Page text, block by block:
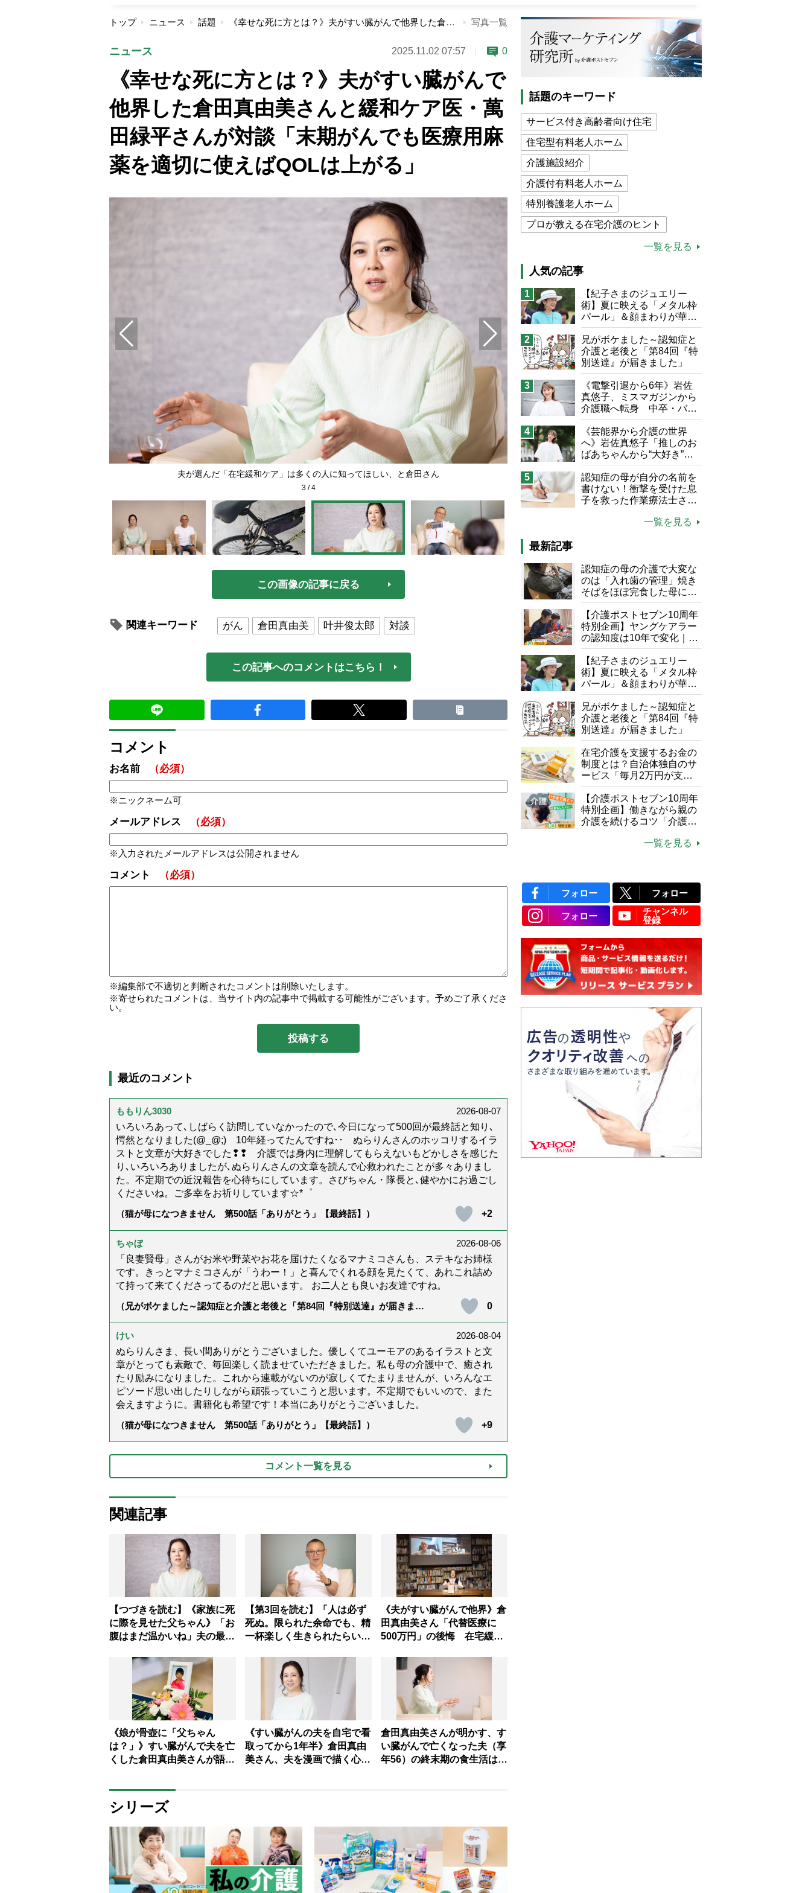
トップ ニュース 話題 《幸せな死に方とは？》夫がすい臓がんで他界した倉田真由美さんと緩和ケア医・萬田緑平さんが対談「末期がんでも医療用麻薬を適切に使えばQOLは上がる」 写真一覧
ニュース 2025.11.02 07:57 0
《幸せな死に方とは？》夫がすい臓がんで
他界した倉田真由美さんと緩和ケア医・萬
田緑平さんが対談「末期がんでも医療用麻
薬を適切に使えばQOLは上がる」
夫が選んだ「在宅緩和ケア」は多くの人に知ってほしい、と倉田さん 医療用麻薬を使いながらゴルフをするがん患者さんの動画を解説
3/4
この画像の記事に戻る
関連キーワード がん 倉田真由美 叶井俊太郎 対談
この記事へのコメントはこちら！
コメント
お名前 （必須）
ニックネーム可
メールアドレス （必須）
入力されたメールアドレスは公開されません
コメント （必須）
編集部で不適切と判断されたコメントは削除いたします。
寄せられたコメントは、当サイト内の記事中で掲載する可能性がございます。予めご了承くださ
い。
最近のコメント
ももりん3030
2026-08-07
いろいろあって､しばらく訪問していなかったので､今日になって500回が最終話と知り､
愕然となりました(@_@;) 10年経ってたんですね･･ ぬらりんさんのホッコリするイラ
ストと文章が大好きでした❢❢ 介護では身内に理解してもらえないもどかしさを感じた
り､いろいろありましたが､ぬらりんさんの文章を読んで心救われたことが多々ありまし
た。不定期での近況報告を心待ちにしています。さびちゃん・隊長と､健やかにお過ごし
くださいね。ご多幸をお祈りしています☆*゜
（猫が母になつきません 第500話「ありがとう」【最終話】）
+2
ちゃぼ
2026-08-06
「良妻賢母」さんがお米や野菜やお花を届けたくなるマナミコさんも、ステキなお姉様
です。きっとマナミコさんが「うわー！」と喜んでくれる顔を見たくて、あれこれ詰め
て持って来てくださってるのだと思います。 お二人とも良いお友達ですね。
（兄がボケました～認知症と介護と老後と「第84回『特別送達』が届きまし
0
けい
2026-08-04
ぬらりんさま、長い間ありがとうございました。優しくてユーモアのあるイラストと文
章がとっても素敵で、毎回楽しく読ませていただきました。私も母の介護中で、癒され
たり励みになりました。これから連載がないのが寂しくてたまりませんが、いろんなエ
ピソード思い出したりしながら頑張っていこうと思います。不定期でもいいので、また
会えますように。書籍化も希望です！本当にありがとうございました。
（猫が母になつきません 第500話「ありがとう」【最終話】）
+9
コメント一覧を見る
関連記事
【つづきを読む】《家族に死
に際を見せた父ちゃん》「お
腹はまだ温かいね」夫の最期
美さん 緩和ケア医・萬田緑
平さん「死んでいく姿を見せ
るのは大切なこと」
【第3回を読む】「人は必ず
死ぬ。限られた余命でも、精
一杯楽しく生きられたらい
ん 夫を自宅で看取った倉田
真由美さんが広めていきたい
「在宅緩和ケア」とは
《夫がすい臓がんで他界》倉
田真由美さん「代替医療に
500万円」の後悔 在宅緩和
方針とは違う。でも、本人が
希望をもってやってるな
《娘が骨壺に「父ちゃん
は？」》すい臓がんで夫を亡
くした倉田真由美さんが語る
ないと考える理由
《すい臓がんの夫を自宅で看
取ってから1年半》倉田真由
美さん、夫を漫画で描く心境
倉田真由美さんが明かす、す
い臓がんで亡くなった夫（享
年56）の終末期の食生活は
シリーズ
話題のキーワード
サービス付き高齢者向け住宅
住宅型有料老人ホーム
介護施設紹介
介護付有料老人ホーム
特別養護老人ホーム
プロが教える在宅介護のヒント
介護食
高木ブー
ケアマネジャー
猫が母になつきません
息子の遠距離介護サバイバル術
兄がボケました
便利なサービス
予防法
一覧を見る
人気の記事
1
【紀子さまのジュエリー
術】夏に映える「メタル枠
パール」＆顔まわりが華や
ぐ「揺れる一粒」の使い分
け方
2
兄がボケました～認知症と
介護と老後と「第84回『特
別送達』が届きました」
3
《電撃引退から6年》岩佐
真悠子、ミスマガジンから
介護職へ転身 中卒・バイ
ト経験ゼロの彼女が見つけ
た“居場所”「社会の役に立
ちながら自分らしくいられ
る」
4
《芸能界から介護の世界
へ》岩佐真悠子「推しのお
ばあちゃんから“大好き”を
もらえる」理不尽さも吹き
飛ぶ“やりがい”、介護の現
場は「愛おしい」
5
認知症の母が自分の名前を
書けない！衝撃を受けた息
子を救った作業療法士さん
一覧を見る
最新記事
認知症の母の介護で大変な
のは「入れ歯の管理」焼き
そばをほぼ完食した母に息
子が血の気が引いた理由
【介護ポストセブン10周年
特別企画】ヤングケアラー
の認知度は10年で変化｜流
行語大賞にノミネート、法
律にも明記されたが果たし
て現在は？
【紀子さまのジュエリー
術】夏に映える「メタル枠
パール」＆顔まわりが華や
ぐ「揺れる一粒」の使い分
け方
兄がボケました～認知症と
介護と老後と「第84回『特
別送達』が届きました」
在宅介護を支援するお金の
制度とは？自治体独自のサ
ービス「毎月2万円が支給
される」ケースも【FP解
説】
【介護ポストセブン10周年
特別企画】働きながら親の
介護を続けるコツ「介護は
のフェーズに分けて考えて
一覧を見る
フォロー フォロー
フォロー
チャンネル
登録